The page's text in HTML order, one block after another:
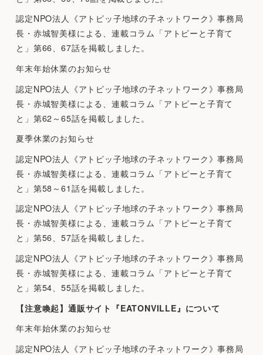
認定NPO法人《アトピッ子地球の子ネットワーク》事務局
長・赤城智美様による、連載コラム「アトピーと子育て
と」第66、67話を掲載しました。
年末年始休業のお知らせ
認定NPO法人《アトピッ子地球の子ネットワーク》事務局
長・赤城智美様による、連載コラム「アトピーと子育て
と」第62～65話を掲載しました。
夏季休業のお知らせ
認定NPO法人《アトピッ子地球の子ネットワーク》事務局
長・赤城智美様による、連載コラム「アトピーと子育て
と」第58～61話を掲載しました。
認定NPO法人《アトピッ子地球の子ネットワーク》事務局
長・赤城智美様による、連載コラム「アトピーと子育て
と」第56、57話を掲載しました。
認定NPO法人《アトピッ子地球の子ネットワーク》事務局
長・赤城智美様による、連載コラム「アトピーと子育て
と」第54、55話を掲載しました。
【注意喚起】通販サイト『EATONVILLE』について
年末年始休業のお知らせ
認定NPO法人《アトピッ子地球の子ネットワーク》事務局